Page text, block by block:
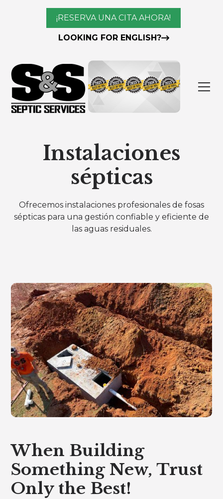
¡RESERVA UNA CITA AHORA!
LOOKING FOR ENGLISH?
Instalaciones
sépticas
Ofrecemos instalaciones profesionales de fosas
sépticas para una gestión confiable y eficiente de
las aguas residuales.
When Building
Something New, Trust
Only the Best!